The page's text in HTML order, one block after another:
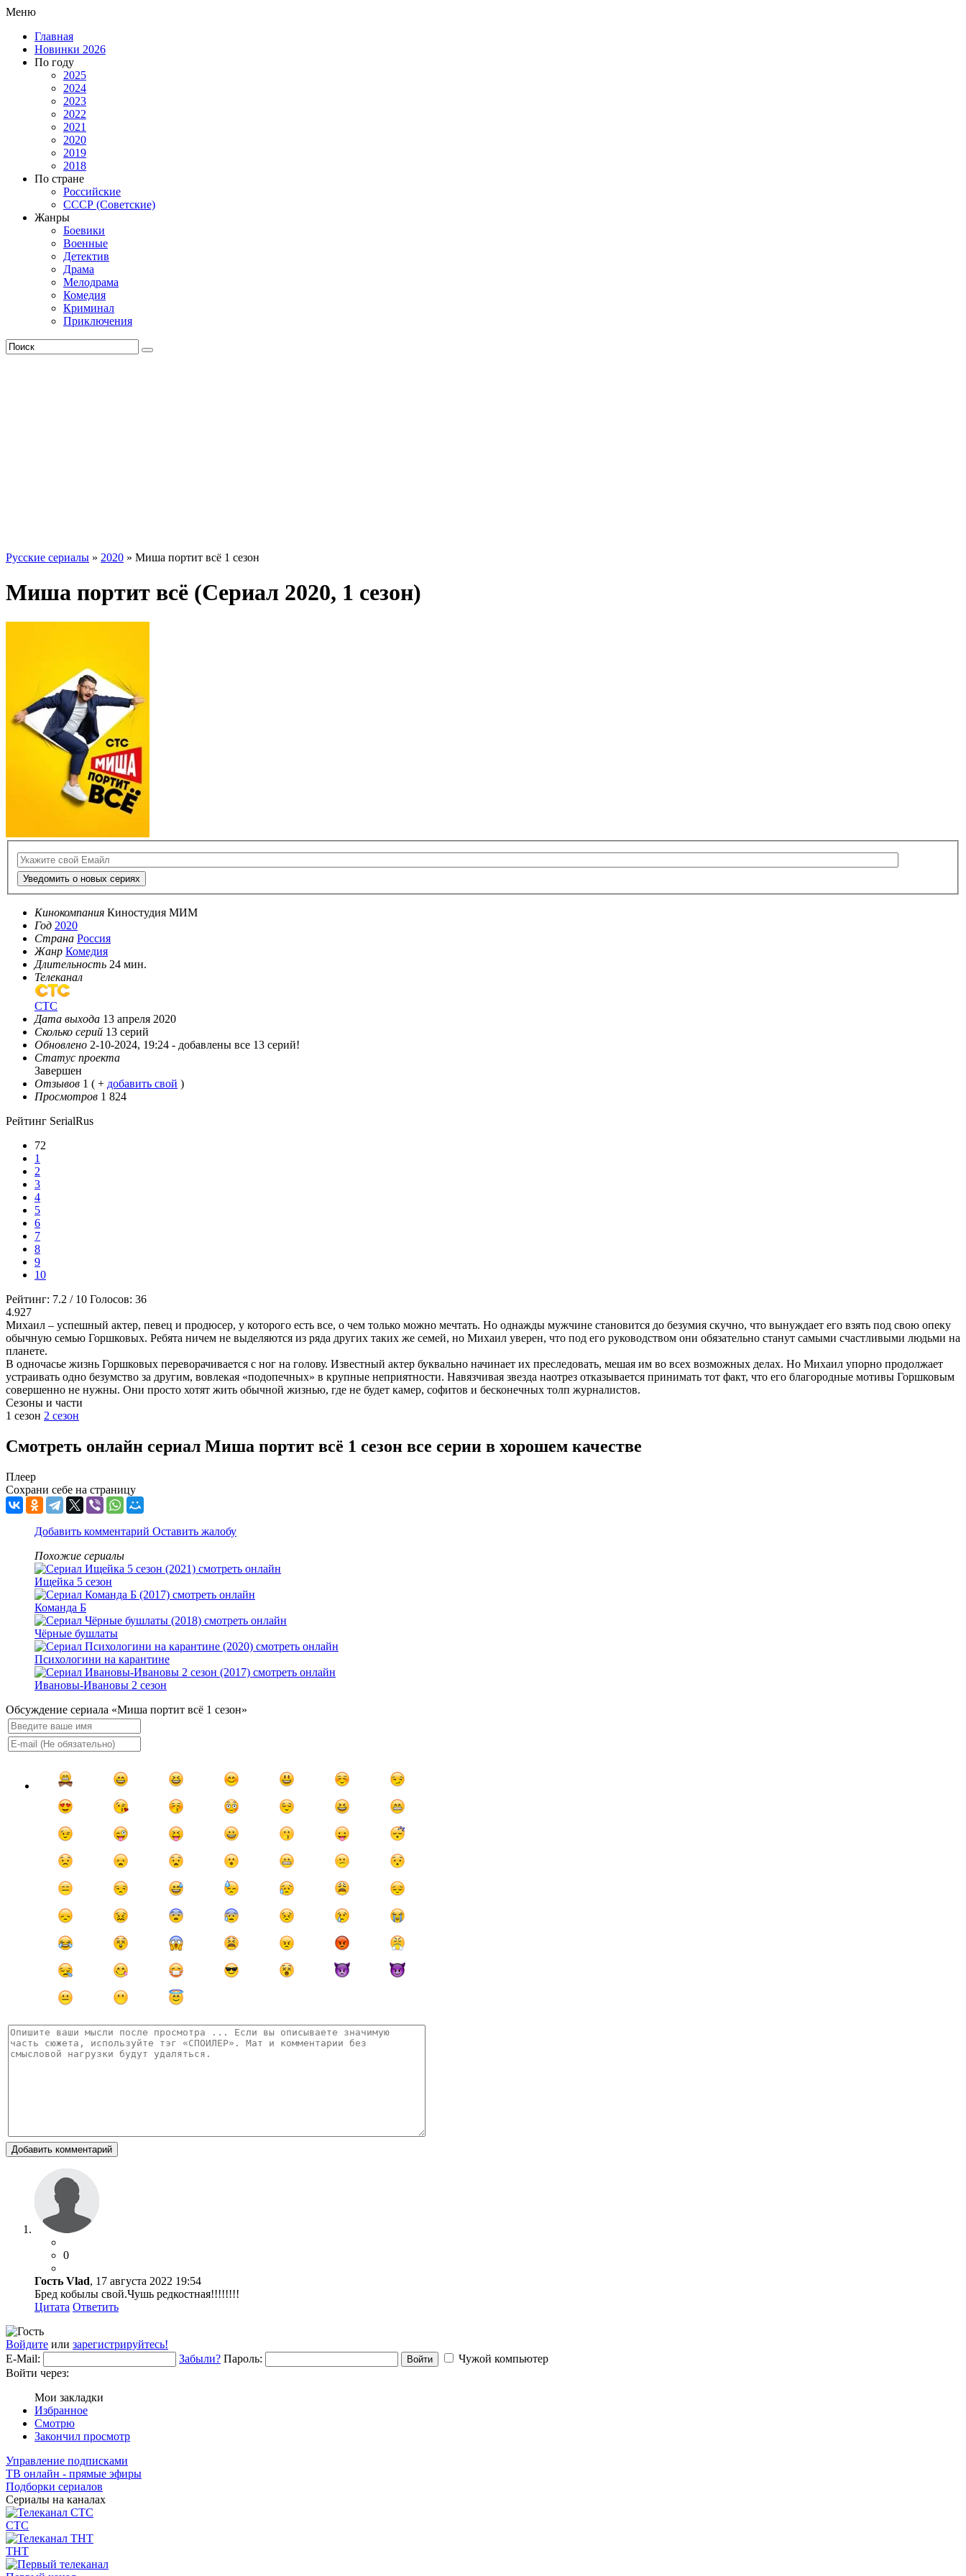
Меню
Главная
Новинки 2026
По году
2025
2024
2023
2022
2021
2020
2019
2018
По стране
Российские
СССР (Советские)
Жанры
Боевики
Военные
Детектив
Драма
Мелодрама
Комедия
Криминал
Приключения
Русские сериалы » 2020 » Миша портит всё 1 сезон
Миша портит всё (Сериал 2020, 1 сезон)
Уведомить о новых сериях
Кинокомпания Киностудия МИМ
Год 2020
Страна Россия
Жанр Комедия
Длительность 24 мин.
Телеканал
СТС
Дата выхода 13 апреля 2020
Сколько серий 13 серий
Обновлено 2-10-2024, 19:24 - добавлены все 13 серий!
Статус проекта
Завершен
Отзывов 1 ( + добавить свой )
Просмотров 1 824
Рейтинг SerialRus
72
1
2
3
4
5
6
7
8
9
10
Рейтинг: 7.2 / 10 Голосов: 36
4.927
Михаил – успешный актер, певец и продюсер, у которого есть все, о чем только можно мечтать. Но однажды мужчине становится до безумия скучно, что вынуждает его взять под свою опеку
обычную семью Горшковых. Ребята ничем не выделяются из ряда других таких же семей, но Михаил уверен, что под его руководством они обязательно станут самыми счастливыми людьми на
планете.
В одночасье жизнь Горшковых переворачивается с ног на голову. Известный актер буквально начинает их преследовать, мешая им во всех возможных делах. Но Михаил упорно продолжает
устраивать одно безумство за другим, вовлекая «подопечных» в крупные неприятности. Навязчивая звезда наотрез отказывается принимать тот факт, что его благородные мотивы Горшковым
совершенно не нужны. Они просто хотят жить обычной жизнью, где не будет камер, софитов и бесконечных толп журналистов.
Cезоны и части
1 сезон 2 сезон
Смотреть онлайн сериал Миша портит всё 1 сезон все серии в хорошем качестве
Плеер
Сохрани себе на страницу
Добавить комментарий Оставить жалобу
Похожие сериалы
Ищейка 5 сезон
Команда Б
Чёрные бушлаты
Психологини на карантине
Ивановы-Ивановы 2 сезон
Обсуждение сериала «Миша портит всё 1 сезон»
Добавить комментарий
0
Гость Vlad, 17 августа 2022 19:54
Бред кобылы свой.Чушь редкостная!!!!!!!!
Цитата Ответить
Войдите или зарегистрируйтесь!
E-Mail:
Забыли? Пароль: Войти
Чужой компьютер
Войти через:
Мои закладки
Избранное
Смотрю
Закончил просмотр
Управление подписками
ТВ онлайн - прямые эфиры
Подборки сериалов
Сериалы на каналах
СТС
ТНТ